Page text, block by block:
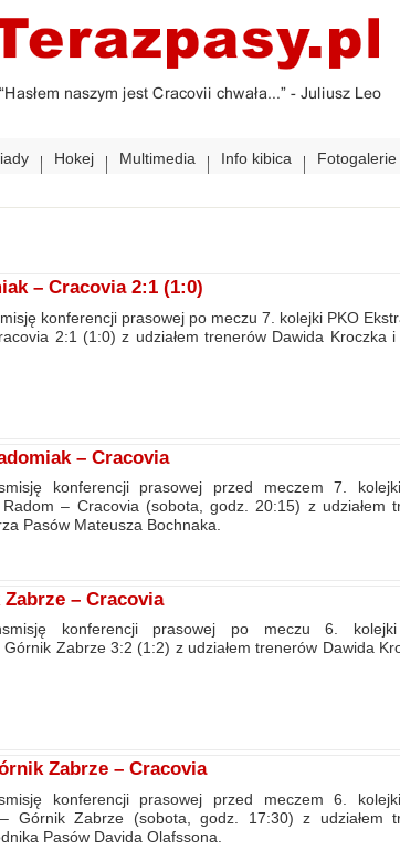
Hokej Multimedia Info kibica Fotogalerie
– Cracovia 2:1 (1:0)
konferencji prasowej po meczu 7. kolejki PKO
2:1 (1:0) z udziałem trenerów Dawida Kroczka i
– Cracovia
konferencji prasowej przed meczem 7.
– Cracovia (sobota, godz. 20:15) z udziałem
Pasów Mateusza Bochnaka.
– Cracovia
konferencji prasowej po meczu 6.
Zabrze 3:2 (1:2) z udziałem trenerów Dawida
Zabrze – Cracovia
konferencji prasowej przed meczem 6.
Górnik Zabrze (sobota, godz. 17:30) z udziałem
Pasów Davida Olafssona.